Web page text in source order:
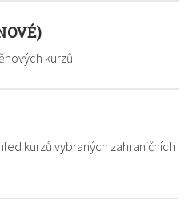
kurzů.
kurzů vybraných zahraničních